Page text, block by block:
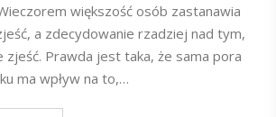
większość osób zastanawia
a zdecydowanie rzadziej nad tym,
Prawda jest taka, że sama pora
ma wpływ na to,…